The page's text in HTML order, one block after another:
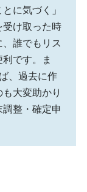
に気づく」
受け取った時
誰でもリス
です。ま
、過去に作
大変助かり
整・確定申